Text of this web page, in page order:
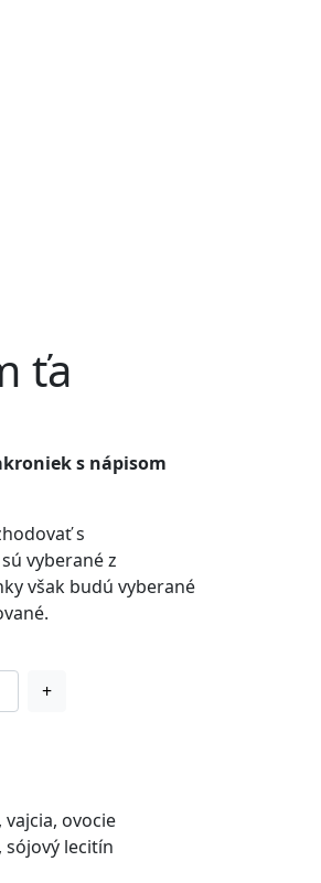
ťa
s nápisom
s
vyberané z
však budú vyberané
+
ovocie
sójový lecitín